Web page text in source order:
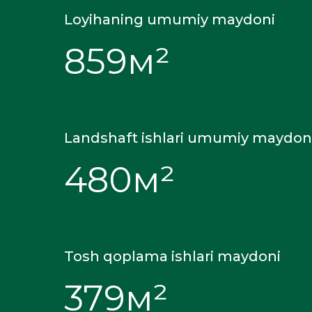
379м²
480м²
859м²
Tosh qoplama ishlari maydoni
Landshaft ishlari umumiy
Loyihaning umumiy maydoni